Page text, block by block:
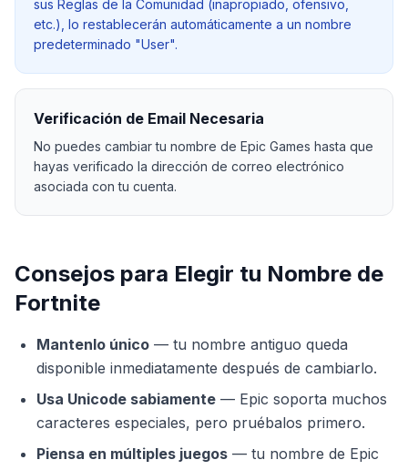
sus Reglas de la Comunidad (inapropiado, ofensivo,
etc.), lo restablecerán automáticamente a un nombre
predeterminado "User".
Verificación de Email Necesaria
No puedes cambiar tu nombre de Epic Games hasta que
hayas verificado la dirección de correo electrónico
asociada con tu cuenta.
Consejos para Elegir tu Nombre de
Fortnite
Mantenlo único — tu nombre antiguo queda
disponible inmediatamente después de cambiarlo.
Usa Unicode sabiamente — Epic soporta muchos
caracteres especiales, pero pruébalos primero.
Piensa en múltiples juegos — tu nombre de Epic